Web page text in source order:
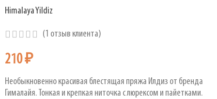
Himalaya Yildiz
(1 отзыв клиента)
210₽
Необыкновенно красивая блестящая пряжа Илдиз от бренда
Гималайя. Тонкая и крепкая ниточка с люрексом и пайетками.